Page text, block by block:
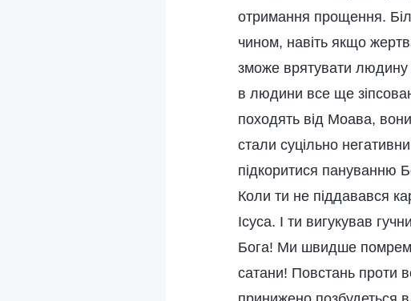
отримання прощення.
чином, навіть якщо
зможе врятувати людину
в людини все ще
походять від Моава,
стали суцільно
підкоритися пануванню
Коли ти не піддавався
Ісуса. І ти вигукував
Бога! Ми швидше
сатани! Повстань проти